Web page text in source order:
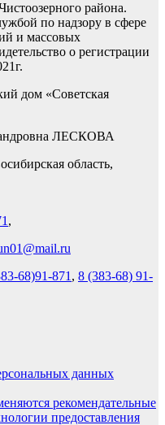
района.
по надзору в сфере
и массовых
о регистрации
дом «Советская
ЛЕСКОВА
область,
,
68)91-871 , 8 (383-68) 91-
данных
рекомендательные
предоставления